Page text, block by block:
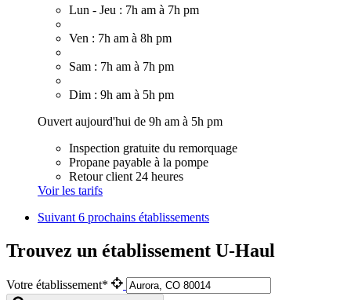
Lun - Jeu : 7h am à 7h pm
Ven : 7h am à 8h pm
Sam : 7h am à 7h pm
Dim : 9h am à 5h pm
Ouvert aujourd'hui de 9h am à 5h pm
Inspection gratuite du remorquage
Propane payable à la pompe
Retour client 24 heures
Voir les tarifs
Suivant6 prochains établissements
Trouvez un établissement U-Haul
Votre établissement*